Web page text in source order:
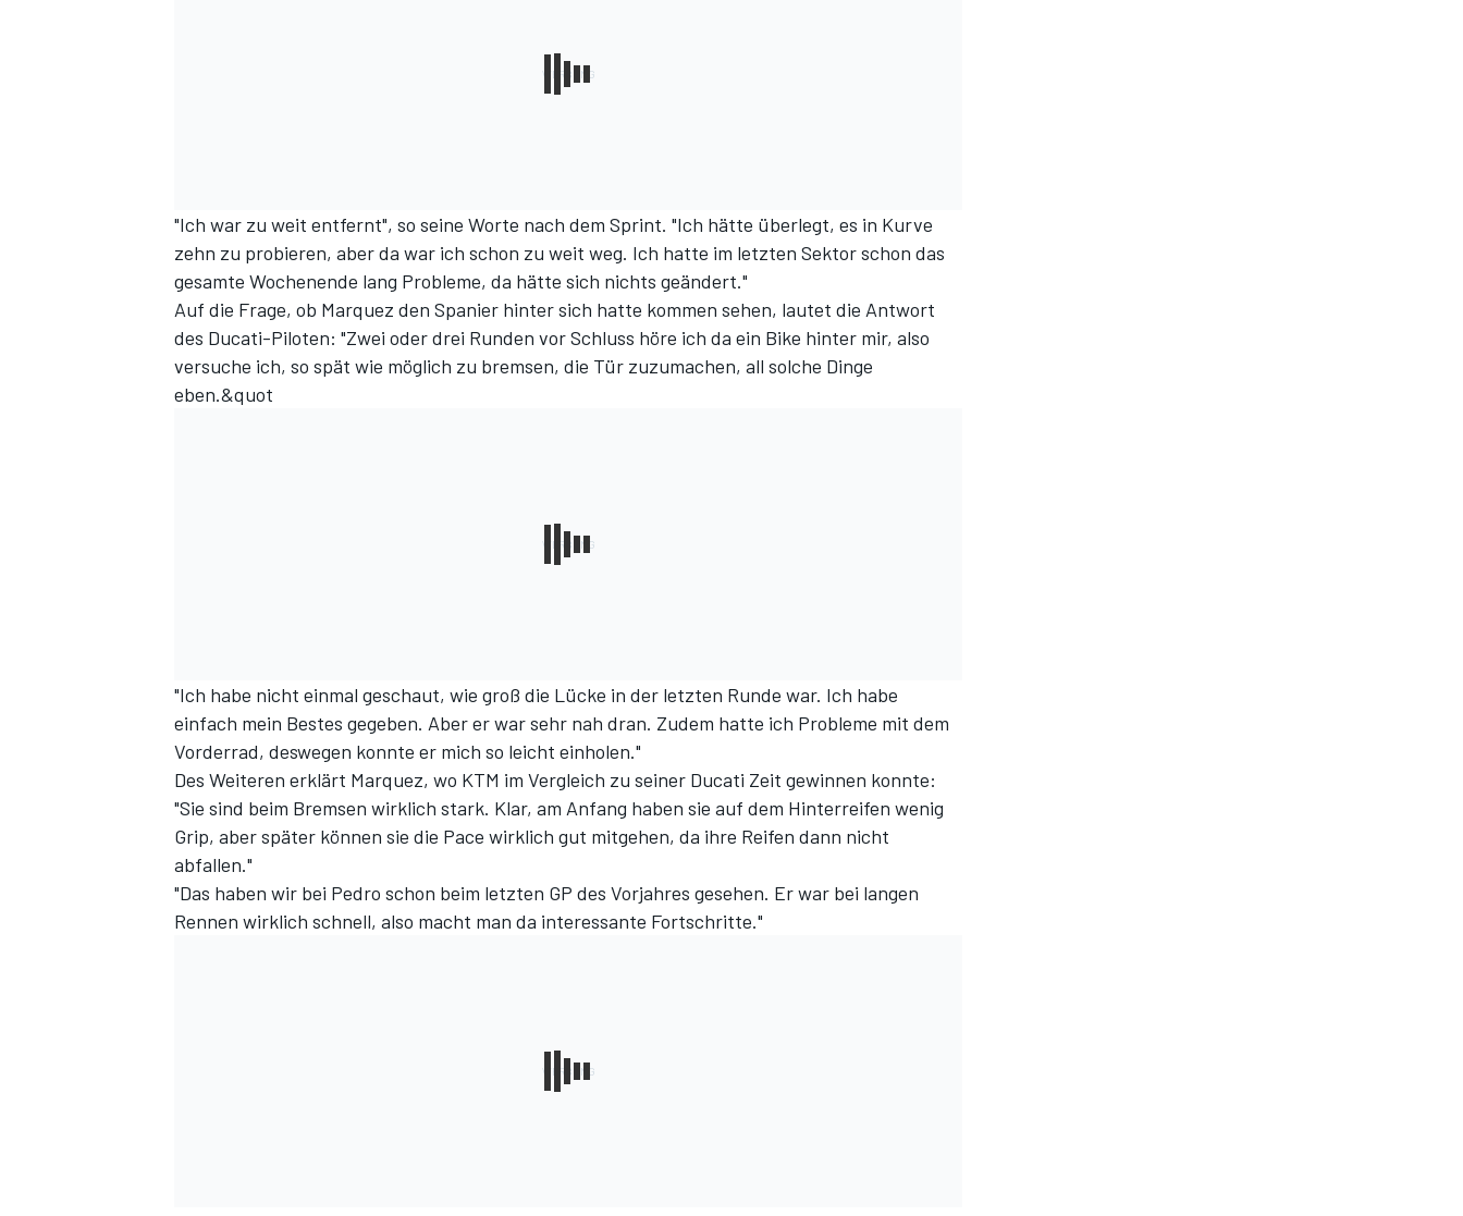
"Ich war zu weit entfernt", so seine Worte nach dem Sprint. "Ich hätte überlegt, es in Kurve
zehn zu probieren, aber da war ich schon zu weit weg. Ich hatte im letzten Sektor schon das
gesamte Wochenende lang Probleme, da hätte sich nichts geändert."
Auf die Frage, ob Marquez den Spanier hinter sich hatte kommen sehen, lautet die Antwort
des Ducati-Piloten: "Zwei oder drei Runden vor Schluss höre ich da ein Bike hinter mir, also
versuche ich, so spät wie möglich zu bremsen, die Tür zuzumachen, all solche Dinge
eben.&quot
"Ich habe nicht einmal geschaut, wie groß die Lücke in der letzten Runde war. Ich habe
einfach mein Bestes gegeben. Aber er war sehr nah dran. Zudem hatte ich Probleme mit dem
Vorderrad, deswegen konnte er mich so leicht einholen."
Des Weiteren erklärt Marquez, wo KTM im Vergleich zu seiner Ducati Zeit gewinnen konnte:
"Sie sind beim Bremsen wirklich stark. Klar, am Anfang haben sie auf dem Hinterreifen wenig
Grip, aber später können sie die Pace wirklich gut mitgehen, da ihre Reifen dann nicht
abfallen."
"Das haben wir bei Pedro schon beim letzten GP des Vorjahres gesehen. Er war bei langen
Rennen wirklich schnell, also macht man da interessante Fortschritte."